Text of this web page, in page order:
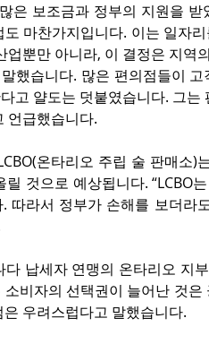
은 보조금과 정부의 지원을
마찬가지입니다. 이는 일자
업뿐만 아니라, 이 결정은 지역
했습니다. 많은 편의점들이
고 얄도는 덧붙였습니다. 그
언급했습니다.
온타리오 주립 술 판매소
것으로 예상됩니다. “LCBO
따라서 정부가 손해를 보더라
납세자 연맹의 온타리오 지
비자의 선택권이 늘어난 것
우려스럽다고 말했습니다.